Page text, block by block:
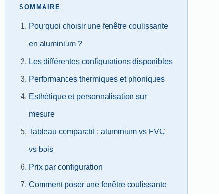
SOMMAIRE
Pourquoi choisir une fenêtre coulissante
en aluminium ?
Les différentes configurations disponibles
Performances thermiques et phoniques
Esthétique et personnalisation sur
mesure
Tableau comparatif : aluminium vs PVC
vs bois
Prix par configuration
Comment poser une fenêtre coulissante